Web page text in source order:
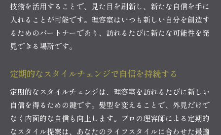
技術を活用することで、見た目を刷新し、新たな自信を手に
入れることが可能です。理容室はいつも新しい自分を創造す
るためのパートナーであり、訪れるたびに新たな可能性を発
見できる場所です。
定期的なスタイルチェンジで自信を持続する
定期的なスタイルチェンジは、理容室を訪れるたびに新しい
自信を得るための鍵です。髪型を変えることで、外見だけで
なく内面的な自信も向上します。プロの理容師による定期的
なスタイル提案は、あなたのライフスタイルに合わせた最適